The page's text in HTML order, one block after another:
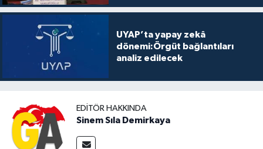
UYAP’ta yapay zekâ
dönemi:Örgüt bağlantıları
analiz edilecek
EDITÖR HAKKINDA
Sinem Sıla Demirkaya